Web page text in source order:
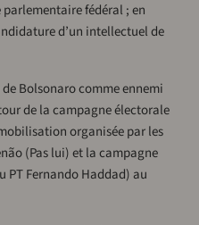
fédéral ; en
d’un intellectuel de
Bolsonaro comme ennemi
de la campagne électorale
organisée par les
(Pas lui) et la campagne
Fernando Haddad) au